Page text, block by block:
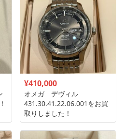
¥410,000
オメガ デヴィル
431.30.41.22.06.001をお買
取りしました！